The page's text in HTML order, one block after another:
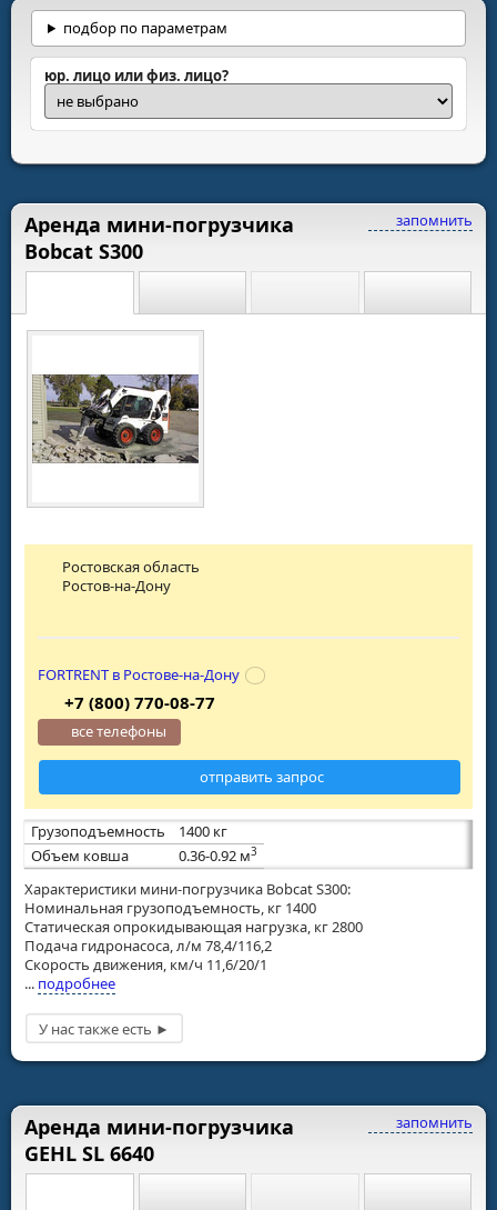
подбор по параметрам
юр. лицо или физ. лицо?
запомнить
Аренда мини-погрузчика
Bobcat S300
Грузоподъемность
1400 кг
Объем ковша
0.36-0.92 м3
Характеристики мини-погрузчика Bobcat S300:
Номинальная грузоподъемность, кг 1400
Статическая опрокидывающая нагрузка, кг 2800
Подача гидронасоса, л/м 78,4/116,2
Скорость движения, км/ч 11,6/20/1
... подробнее
Ростовская область
Ростов-на-Дону
FORTRENT в Ростове-на-Дону
+7 (800) 770-08-77
все телефоны
отправить запрос
запомнить
Аренда мини-погрузчика
GEHL SL 6640